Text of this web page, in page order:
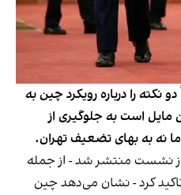
نکته را درباره رویکرد چین به
مایل است به جلوگیری از
نه به بهای تضعیف تهران.
نشست منتشر شد - از جمله
کرد - نشان می‌دهد چین